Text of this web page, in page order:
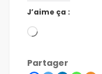
J’aime ça :
Partager